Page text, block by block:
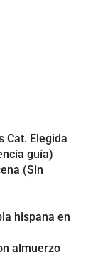
Cat. Elegida
guía)
(Sin
hispana en
almuerzo